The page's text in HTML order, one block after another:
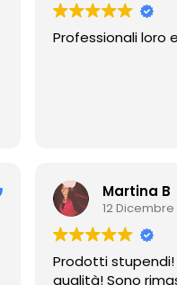
Professionali loro
Martina B
12 Dicembre
Prodotti
qualità! Sono